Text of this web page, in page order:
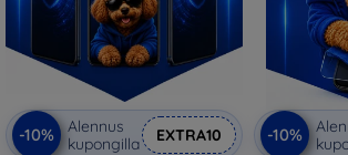
-10%
Alennus
kupongilla
EXTRA10 -10%